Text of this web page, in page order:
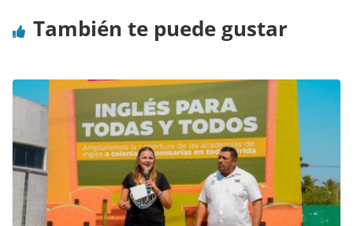
También te puede gustar